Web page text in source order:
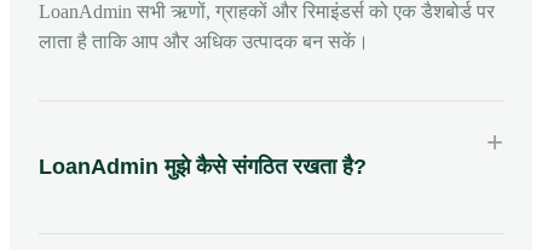
LoanAdmin सभी ऋणों, ग्राहकों और रिमाइंडर्स को एक डैशबोर्ड पर
लाता है ताकि आप और अधिक उत्पादक बन सकें।
LoanAdmin मुझे कैसे संगठित रखता है?
+